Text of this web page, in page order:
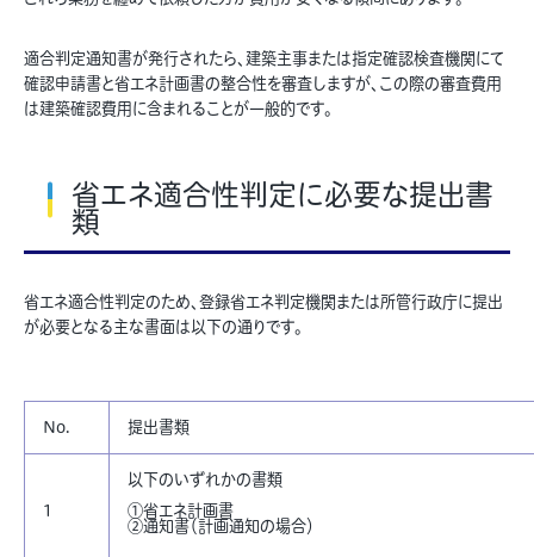
適合判定通知書が発行されたら、建築主事または指定確認検査機関にて
確認申請書と省エネ計画書の整合性を審査しますが、この際の審査費用
は建築確認費用に含まれることが一般的です。
省エネ適合性判定に必要な提出書
類
省エネ適合性判定のため、登録省エネ判定機関または所管行政庁に提出
が必要となる主な書面は以下の通りです。
No. 提出書類
1
以下のいずれかの書類
①省エネ計画書
②通知書（計画通知の場合）